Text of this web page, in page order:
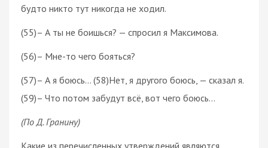
будто никто тут никогда не ходил.
(55)– А ты не боишься? — спросил я Максимова.
(56)– Мне-то чего бояться?
(57)– А я боюсь… (58)Нет, я другого боюсь, — сказал я.
(59)– Что потом забудут всё, вот чего боюсь…
(По Д. Гранину)
Какие из перечисленных утверждений являются